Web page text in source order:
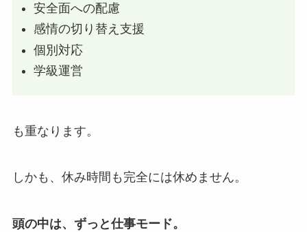
安全面への配慮
感情の切り替え支援
個別対応
学級運営
も重なります。
しかも、休み時間も完全には休めません。
頭の中は、ずっと仕事モード。